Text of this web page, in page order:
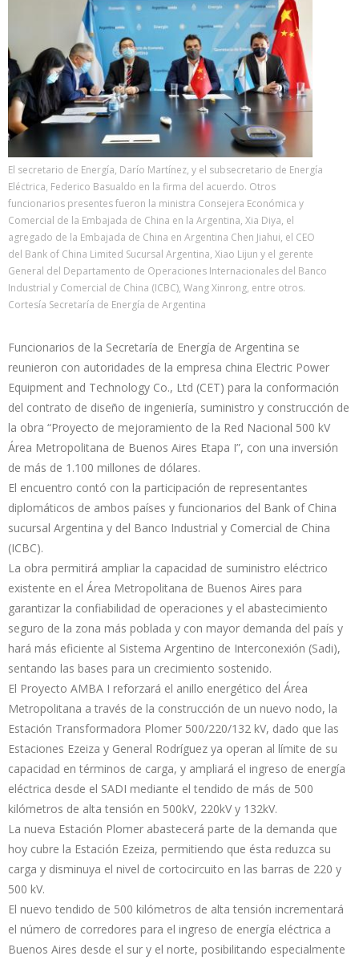
El secretario de Energía, Darío Martínez, y el subsecretario de Energía
Eléctrica, Federico Basualdo en la firma del acuerdo. Otros
funcionarios presentes fueron la ministra Consejera Económica y
Comercial de la Embajada de China en la Argentina, Xia Diya, el
agregado de la Embajada de China en Argentina Chen Jiahui, el CEO
del Bank of China Limited Sucursal Argentina, Xiao Lijun y el gerente
General del Departamento de Operaciones Internacionales del Banco
Industrial y Comercial de China (ICBC), Wang Xinrong, entre otros.
Cortesía Secretaría de Energía de Argentina
Funcionarios de la Secretaría de Energía de Argentina se
reunieron con autoridades de la empresa china Electric Power
Equipment and Technology Co., Ltd (CET) para la conformación
del contrato de diseño de ingeniería, suministro y construcción de
la obra “Proyecto de mejoramiento de la Red Nacional 500 kV
Área Metropolitana de Buenos Aires Etapa I”, con una inversión
de más de 1.100 millones de dólares.
El encuentro contó con la participación de representantes
diplomáticos de ambos países y funcionarios del Bank of China
sucursal Argentina y del Banco Industrial y Comercial de China
(ICBC).
La obra permitirá ampliar la capacidad de suministro eléctrico
existente en el Área Metropolitana de Buenos Aires para
garantizar la confiabilidad de operaciones y el abastecimiento
seguro de la zona más poblada y con mayor demanda del país y
hará más eficiente al Sistema Argentino de Interconexión (Sadi),
sentando las bases para un crecimiento sostenido.
El Proyecto AMBA I reforzará el anillo energético del Área
Metropolitana a través de la construcción de un nuevo nodo, la
Estación Transformadora Plomer 500/220/132 kV, dado que las
Estaciones Ezeiza y General Rodríguez ya operan al límite de su
capacidad en términos de carga, y ampliará el ingreso de energía
eléctrica desde el SADI mediante el tendido de más de 500
kilómetros de alta tensión en 500kV, 220kV y 132kV.
La nueva Estación Plomer abastecerá parte de la demanda que
hoy cubre la Estación Ezeiza, permitiendo que ésta reduzca su
carga y disminuya el nivel de cortocircuito en las barras de 220 y
500 kV.
El nuevo tendido de 500 kilómetros de alta tensión incrementará
el número de corredores para el ingreso de energía eléctrica a
Buenos Aires desde el sur y el norte, posibilitando especialmente